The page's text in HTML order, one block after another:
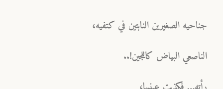
جناحيه الصغيرين النابتين في كتفيه،
الناصعي البياض كاللجين!..